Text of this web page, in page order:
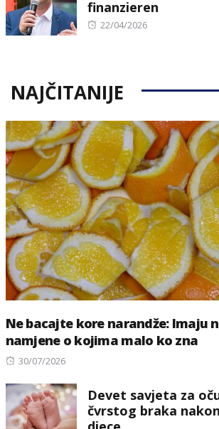
finanzieren
Posted
22/04/2026
NAJČITANIJE
Ne bacajte kore narandže: Imaju
namjene o kojima malo ko zna
Posted
30/07/2026
Devet savjeta za
čvrstog braka